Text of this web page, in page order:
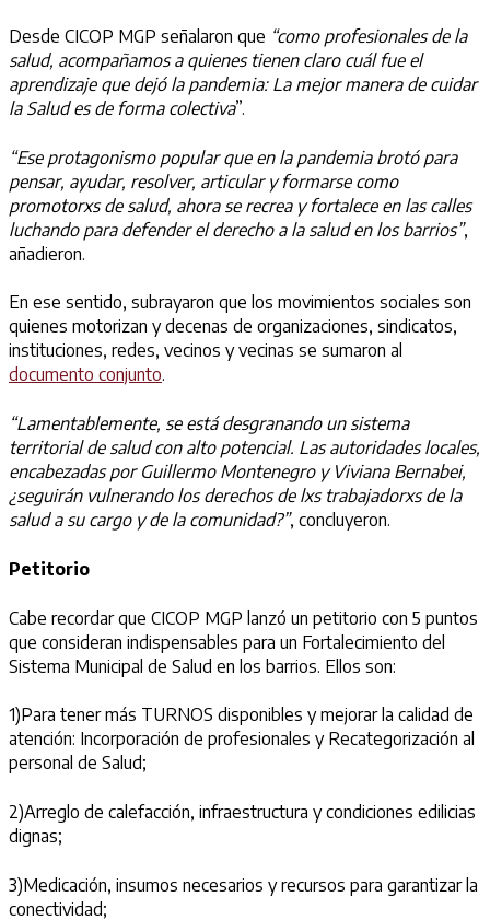
Desde CICOP MGP señalaron que “como profesionales de la
salud, acompañamos a quienes tienen claro cuál fue el
aprendizaje que dejó la pandemia: La mejor manera de cuidar
la Salud es de forma colectiva”.
“Ese protagonismo popular que en la pandemia brotó para
pensar, ayudar, resolver, articular y formarse como
promotorxs de salud, ahora se recrea y fortalece en las calles
luchando para defender el derecho a la salud en los barrios”,
añadieron.
En ese sentido, subrayaron que los movimientos sociales son
quienes motorizan y decenas de organizaciones, sindicatos,
instituciones, redes, vecinos y vecinas se sumaron al
documento conjunto.
“Lamentablemente, se está desgranando un sistema
territorial de salud con alto potencial. Las autoridades locales,
encabezadas por Guillermo Montenegro y Viviana Bernabei,
¿seguirán vulnerando los derechos de lxs trabajadorxs de la
salud a su cargo y de la comunidad?”, concluyeron.
Petitorio
Cabe recordar que CICOP MGP lanzó un petitorio con 5 puntos
que consideran indispensables para un Fortalecimiento del
Sistema Municipal de Salud en los barrios. Ellos son:
1)Para tener más TURNOS disponibles y mejorar la calidad de
atención: Incorporación de profesionales y Recategorización al
personal de Salud;
2)Arreglo de calefacción, infraestructura y condiciones edilicias
dignas;
3)Medicación, insumos necesarios y recursos para garantizar la
conectividad;